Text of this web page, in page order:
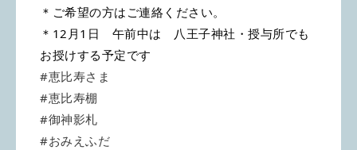
＊ご希望の方はご連絡ください。
＊12月1日　午前中は　八王子神社・授与所でも
お授けする予定です
#恵比寿さま
#恵比寿棚
#御神影札
#おみえふだ